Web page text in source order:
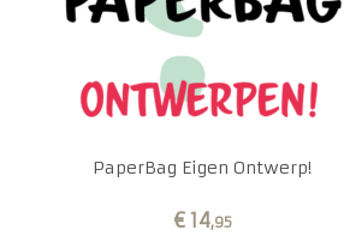
PaperBag Eigen Ontwerp!
€ 14,95